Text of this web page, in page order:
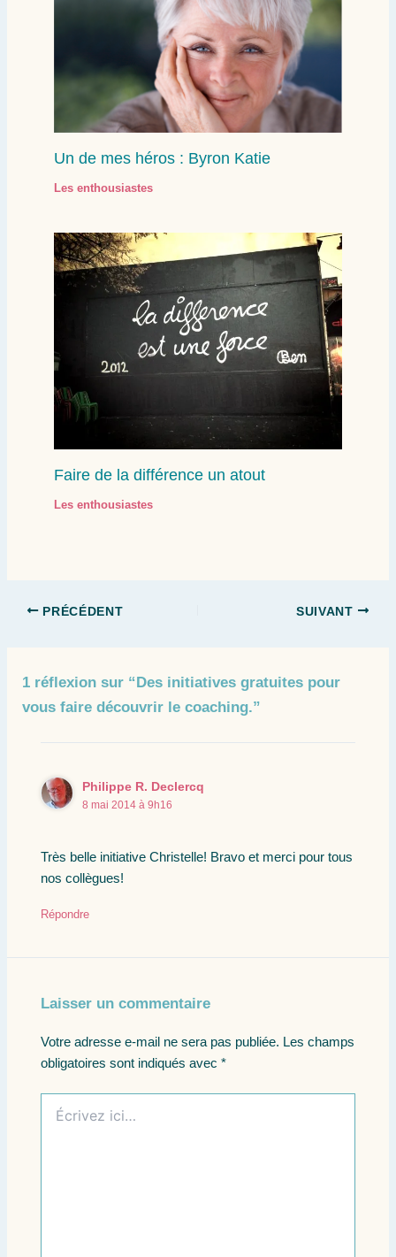
Un de mes héros : Byron Katie
Les enthousiastes
Faire de la différence un atout
Les enthousiastes
PRÉCÉDENT SUIVANT
1 réflexion sur “Des initiatives gratuites pour
vous faire découvrir le coaching.”
Philippe R. Declercq
8 mai 2014 à 9h16
Très belle initiative Christelle! Bravo et merci pour tous
nos collègues!
Répondre
Laisser un commentaire
Votre adresse e-mail ne sera pas publiée. Les champs
obligatoires sont indiqués avec *
ici…